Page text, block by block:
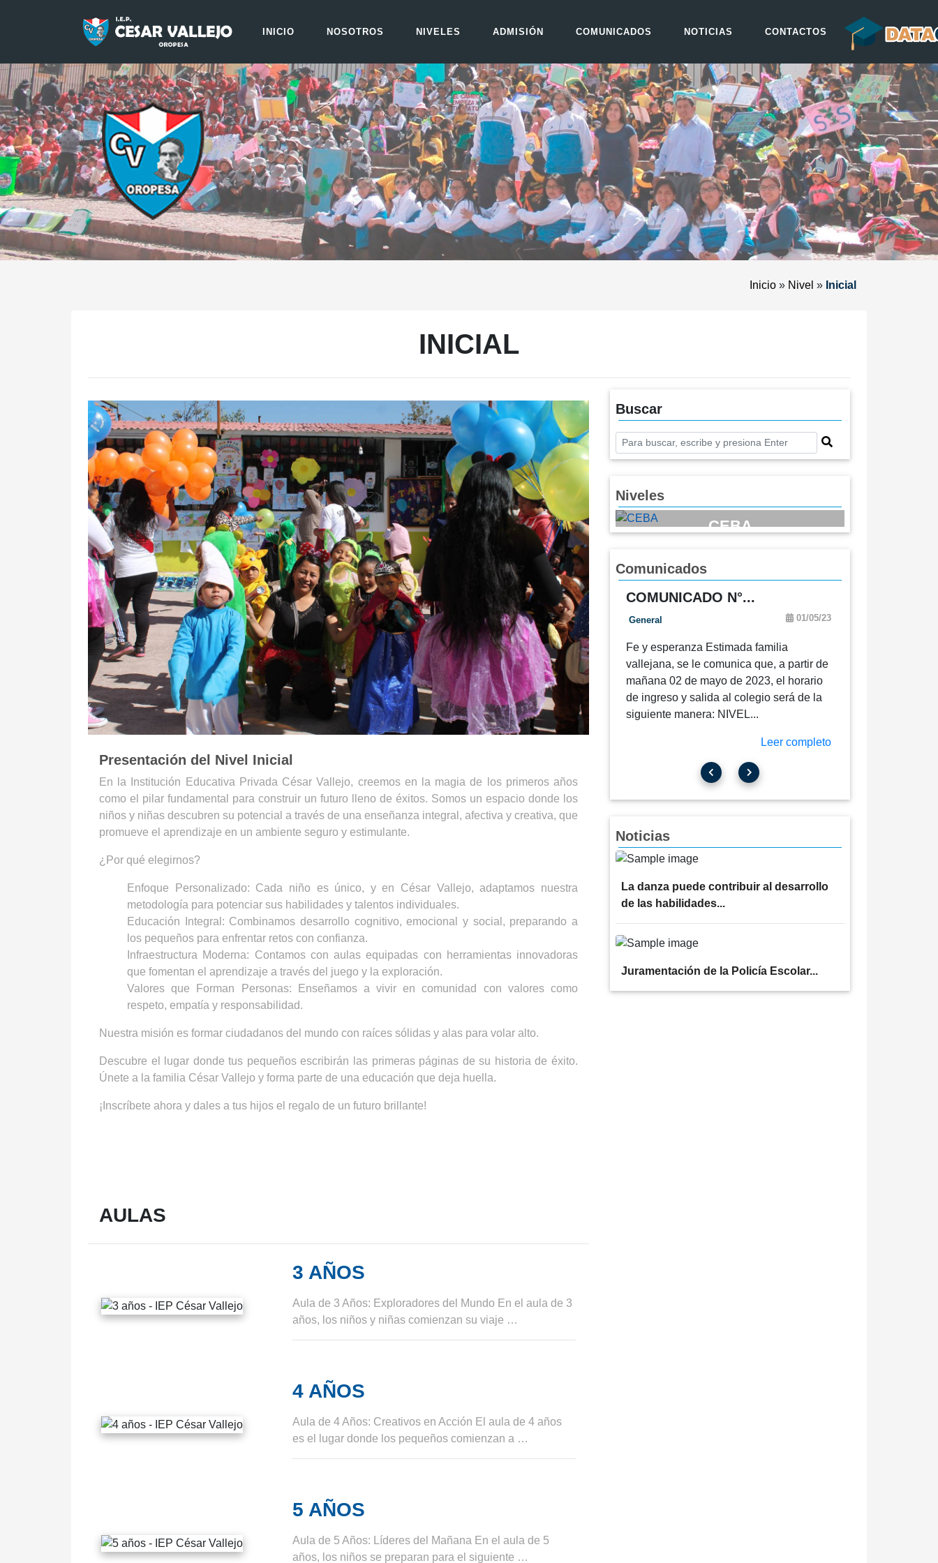
INICIO NOSOTROS NIVELES ADMISIÓN COMUNICADOS NOTICIAS CONTACTOS
Inicio » Nivel » Inicial
INICIAL
Previous Next
Presentación del Nivel Inicial
En la Institución Educativa Privada César Vallejo, creemos en la magia de los primeros años
como el pilar fundamental para construir un futuro lleno de éxitos. Somos un espacio donde los
niños y niñas descubren su potencial a través de una enseñanza integral, afectiva y creativa, que
promueve el aprendizaje en un ambiente seguro y estimulante.
¿Por qué elegirnos?
Enfoque Personalizado: Cada niño es único, y en César Vallejo, adaptamos nuestra
metodología para potenciar sus habilidades y talentos individuales.
Educación Integral : Combinamos desarrollo cognitivo, emocional y social, preparando a
los pequeños para enfrentar retos con confianza.
Infraestructura Moderna: Contamos con aulas equipadas con herramientas innovadoras
que fomentan el aprendizaje a través del juego y la exploración.
Valores que Forman Personas: Enseñamos a vivir en comunidad con valores como
respeto, empatía y responsabilidad.
Nuestra misión es formar ciudadanos del mundo con raíces sólidas y alas para volar alto.
Descubre el lugar donde tus pequeños escribirán las primeras páginas de su historia de éxito.
Únete a la familia César Vallejo y forma parte de una educación que deja huella.
¡Inscríbete ahora y dales a tus hijos el regalo de un futuro brillante!
AULAS
3 AÑOS
Aula de 3 Años: Exploradores del Mundo En el aula de 3
años, los niños y niñas comienzan su viaje …
4 AÑOS
Aula de 4 Años: Creativos en Acción El aula de 4 años
es el lugar donde los pequeños comienzan a …
5 AÑOS
Aula de 5 Años: Líderes del Mañana En el aula de 5
años, los niños se preparan para el siguiente …
Buscar
Niveles
CEBA
Previous Next
Comunicados
COMUNICADO N°...
General 01/05/23
Fe y esperanza Estimada familia
vallejana, se le comunica que, a partir de
mañana 02 de mayo de 2023, el horario
de ingreso y salida al colegio será de la
siguiente manera: NIVEL...
Leer completo
Noticias
La danza puede contribuir al desarrollo
de las habilidades...
Juramentación de la Policía Escolar...